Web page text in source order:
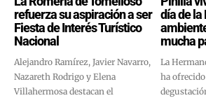
refuerza su aspiración a ser
Fiesta de Interés Turístico
Nacional
Alejandro Ramírez, Javier Navarro,
Nazareth Rodrigo y Elena
Villahermosa destacan el
día de la
mucha
La
ha